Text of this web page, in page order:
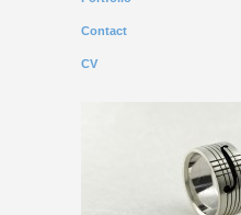
Contact
CV